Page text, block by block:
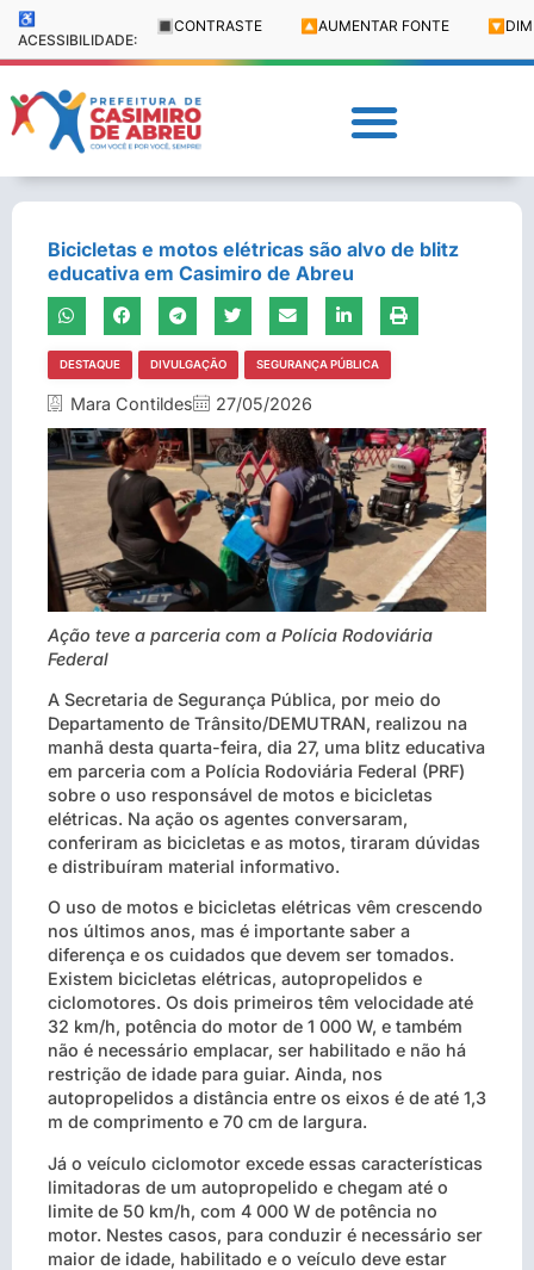
♿
ACESSIBILIDADE:
🔳 CONTRASTE 🔼 AUMENTAR FONTE 🔽
Bicicletas e motos elétricas são alvo de blitz
educativa em Casimiro de Abreu
DESTAQUE DIVULGAÇÃO SEGURANÇA PÚBLICA
Mara Contildes 27/05/2026
Ação teve a parceria com a Polícia Rodoviária
Federal
A Secretaria de Segurança Pública, por meio do
Departamento de Trânsito/DEMUTRAN, realizou na
manhã desta quarta-feira, dia 27, uma blitz educativa
em parceria com a Polícia Rodoviária Federal (PRF)
sobre o uso responsável de motos e bicicletas
elétricas. Na ação os agentes conversaram,
conferiram as bicicletas e as motos, tiraram dúvidas
e distribuíram material informativo.
O uso de motos e bicicletas elétricas vêm crescendo
nos últimos anos, mas é importante saber a
diferença e os cuidados que devem ser tomados.
Existem bicicletas elétricas, autopropelidos e
ciclomotores. Os dois primeiros têm velocidade até
32 km/h, potência do motor de 1 000 W, e também
não é necessário emplacar, ser habilitado e não há
restrição de idade para guiar. Ainda, nos
autopropelidos a distância entre os eixos é de até 1,3
m de comprimento e 70 cm de largura.
Já o veículo ciclomotor excede essas características
limitadoras de um autopropelido e chegam até o
limite de 50 km/h, com 4 000 W de potência no
motor. Nestes casos, para conduzir é necessário ser
maior de idade, habilitado e o veículo deve estar